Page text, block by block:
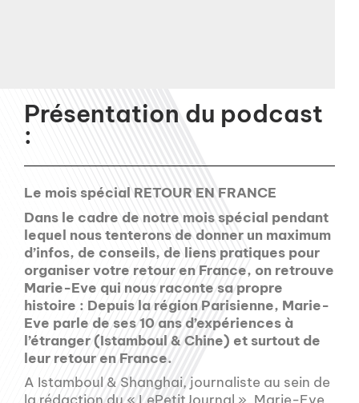
Présentation du podcast
:
Le mois spécial RETOUR EN FRANCE
Dans le cadre de notre mois spécial pendant
lequel nous tenterons de donner un maximum
d’infos, de conseils, de liens pratiques pour
organiser votre retour en France, on retrouve
Marie-Eve qui nous raconte sa propre
histoire : Depuis la région Parisienne, Marie-
Eve parle de ses 10 ans d’expériences à
l’étranger (Istamboul & Chine) et surtout de
leur retour en France.
A Istamboul & Shanghai, journaliste au sein de